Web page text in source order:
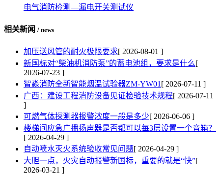
电气消防检测—漏电开关测试仪
相关新闻 / news
加压送风管的耐火极限要求[ 2026-08-01 ]
新国标对“柴油机消防泵”的蓄电池组，要求是什么[
2026-07-23 ]
智淼消防全新智能烟温试验器ZM-YW01[ 2026-07-11 ]
广西：建设工程消防设备见证检验技术规程[ 2026-07-11
]
可燃气体探测器报警浓度一般是多少[ 2026-06-06 ]
楼梯间应急广播扬声器是否都可以每3层设置一个音箱？
[ 2026-04-29 ]
自动喷水灭火系统验收常见问题[ 2026-04-29 ]
大胆一点，火灾自动报警新国标，重要的就是“快”[
2026-03-21 ]